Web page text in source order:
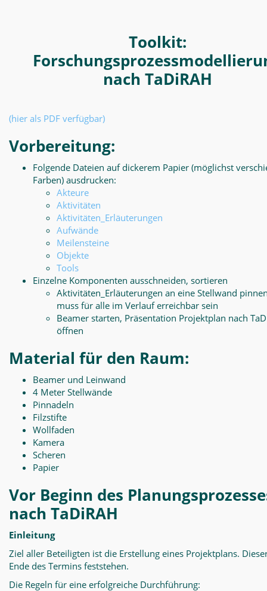
Toolkit:
nach TaDiRAH
(hier als PDF verfügbar)
Vorbereitung:
Folgende Dateien auf dickerem Papier (möglichst
Farben) ausdrucken:
Akteure
Aktivitäten
Aktivitäten_Erläuterungen
Aufwände
Meilensteine
Objekte
Tools
Einzelne Komponenten ausschneiden, sortieren
Aktivitäten_Erläuterungen an eine Stellwand
muss für alle im Verlauf erreichbar sein
Beamer starten, Präsentation Projektplan nach
öffnen
Material für den Raum:
Beamer und Leinwand
4 Meter Stellwände
Pinnadeln
Filzstifte
Wollfaden
Kamera
Scheren
Papier
Vor Beginn des
nach TaDiRAH
Einleitung
Ziel aller Beteiligten ist die Erstellung eines Projektplans.
Ende des Termins feststehen.
Die Regeln für eine erfolgreiche Durchführung: